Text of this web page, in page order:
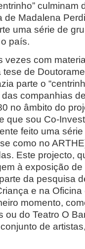
culminam
de Madalena
uma série de
país.
vezes com
de
parte o
companhias
no âmbito do
que sou Co-
feito uma
como no
Este projecto,
à exposição de
da pesquisa
e na
momento,
ou do Teatro O
de